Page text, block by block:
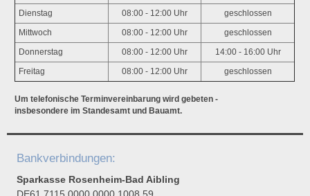
Dienstag 08:00 - 12:00 Uhr geschlossen
Mittwoch 08:00 - 12:00 Uhr geschlossen
Donnerstag 08:00 - 12:00 Uhr 14:00 - 16:00 Uhr
Freitag 08:00 - 12:00 Uhr geschlossen
Um telefonische Terminvereinbarung wird gebeten -
insbesondere im Standesamt und Bauamt.
Bankverbindungen:
Sparkasse Rosenheim-Bad Aibling